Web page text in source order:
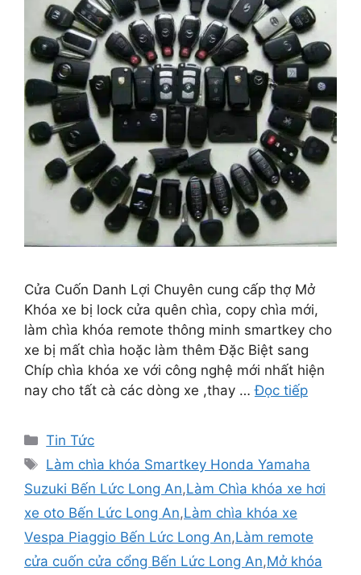
Cửa Cuốn Danh Lợi Chuyên cung cấp thợ Mở
Khóa xe bị lock cửa quên chìa, copy chìa mới,
làm chìa khóa remote thông minh smartkey cho
xe bị mất chìa hoặc làm thêm Đặc Biệt sang
Chíp chìa khóa xe với công nghệ mới nhất hiện
nay cho tất cà các dòng xe ,thay …Đọc tiếp
Tin Tức
Làm chìa khóa Smartkey Honda Yamaha
Suzuki Bến Lức Long An,Làm Chìa khóa xe hơi
xe oto Bến Lức Long An,Làm chìa khóa xe
Vespa Piaggio Bến Lức Long An,Làm remote
cửa cuốn cửa cổng Bến Lức Long An,Mở khóa